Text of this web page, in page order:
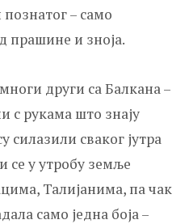
– само
прашине и зноја.
други са Балкана –
с рукама што знају
силазили сваког јутра
се у утробу земље
Талијанима, па чак
само једна боја –